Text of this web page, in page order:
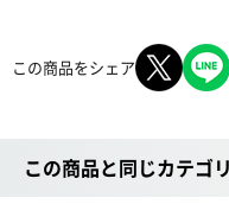
この商品をシェア
この商品と同じカテゴ